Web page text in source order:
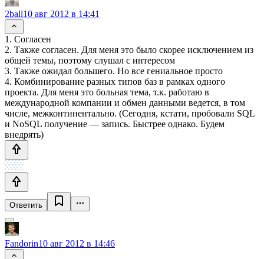
2ball10 авг 2012 в 14:41
1. Согласен
2. Также согласен. Для меня это было скорее исключением из
общей темы, поэтому слушал с интересом
3. Также ожидал большего. Но все гениальное просто
4. Комбинирование разных типов баз в рамках одного
проекта. Для меня это больная тема, т.к. работаю в
международной компании и обмен данными ведется, в том
числе, межконтинентально. (Сегодня, кстати, пробовали SQL
и NoSQL получение — запись. Быстрее однако. Будем
внедрять)
Ответить
Fandorin10 авг 2012 в 14:46